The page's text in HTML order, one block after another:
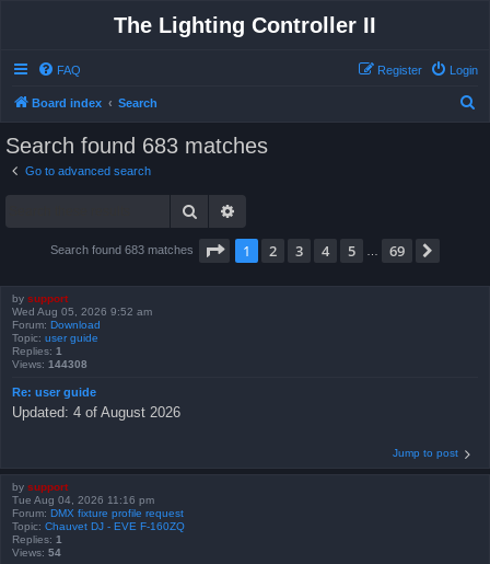
The Lighting Controller II
FAQ Login
Register
Board index Search
Search found 683 matches
Go to advanced search
Search
Search found 683 matches Page 1of 69
1 2 3 4 5 69
by support
Wed Aug 05, 2026 9:52 am
Forum: Download
Topic: user guide
Replies: 1
Views: 144308
Re: user guide
Updated: 4 of August 2026
Jump to post
by support
Tue Aug 04, 2026 11:16 pm
Forum: DMX fixture profile request
Topic: Chauvet DJ - EVE F-160ZQ
Replies: 1
Views: 54